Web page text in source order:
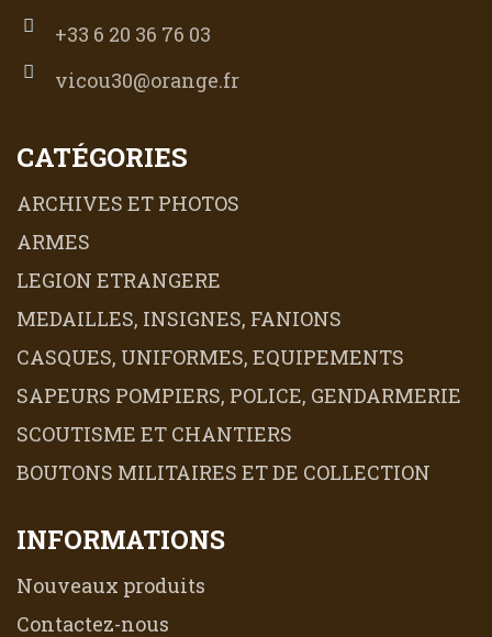
+33 6 20 36 76 03
vicou30@orange.fr
CATÉGORIES
ARCHIVES ET PHOTOS
ARMES
LEGION ETRANGERE
MEDAILLES, INSIGNES, FANIONS
CASQUES, UNIFORMES, EQUIPEMENTS
SAPEURS POMPIERS, POLICE, GENDARMERIE
SCOUTISME ET CHANTIERS
BOUTONS MILITAIRES ET DE COLLECTION
INFORMATIONS
Nouveaux produits
Contactez-nous